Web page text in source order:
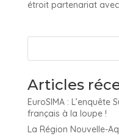
étroit partenariat avec
Articles
EuroSIMA : L’enquête
français à la loupe !
La Région Nouvelle-